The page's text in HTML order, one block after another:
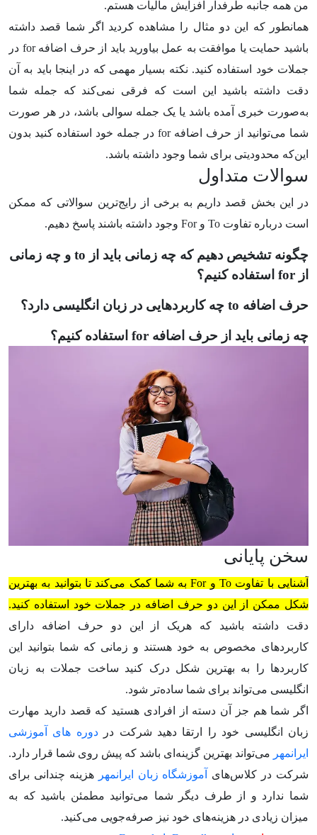
من همه جانبه طرفدار افزایش مالیات هستم.
همانطور که این دو مثال را مشاهده کردید اگر شما قصد داشته
باشید حمایت یا موافقت به عمل بیاورید باید از حرف اضافهfor در
جملات خود استفاده کنید. نکته بسیار مهمی که در اینجا باید به آن
دقت داشته باشید این است که فرقی نمی‌کند که جمله شما
به‌صورت خبری آمده باشد یا یک جمله سوالی باشد، در هر صورت
شما می‌توانید از حرف اضافهfor در جمله خود استفاده کنید بدون
این‌که محدودیتی برای شما وجود داشته باشد.
سوالات متداول
در این بخش قصد داریم به برخی از رایج‌ترین سوالاتی که ممکن
است درباره تفاوت To و For
وجود داشته باشند پاسخ دهیم.
چگونه تشخیص دهیم که چه زمانی باید از to و چه زمانی
از for استفاده کنیم؟
حرف اضافه to چه کاربردهایی در زبان انگلیسی دارد؟
چه زمانی باید از حرف اضافه for استفاده کنیم؟
سخن پایانی
آشنایی با تفاوت ToوFor به شما کمک می‌کند تا بتوانید به بهترین
شکل ممکن از این دو حرف اضافه در جملات خود استفاده کنید.
دقت داشته باشید که هریک از این دو حرف اضافه دارای
کاربردهای مخصوص به خود هستند و زمانی که شما بتوانید این
کاربردها را به بهترین شکل درک کنید ساخت جملات به زبان
انگلیسی می‌تواند برای شما ساده‌تر شود.
اگر شما هم جز آن دسته از افرادی هستید که قصد دارید مهارت
زبان انگلیسی خود را ارتقا دهید شرکت دردوره های آموزشی
ایرانمهر می‌تواند بهترین گزینه‌ای باشد که پیش روی شما قرار دارد.
شرکت در کلاس‌های
آموزشگاه زبان ایرانمهر
هزینه چندانی برای
شما ندارد و از طرف دیگر شما می‌توانید مطمئن باشید که به
میزان زیادی در هزینه‌های خود نیز صرفه‌جویی می‌کنید.